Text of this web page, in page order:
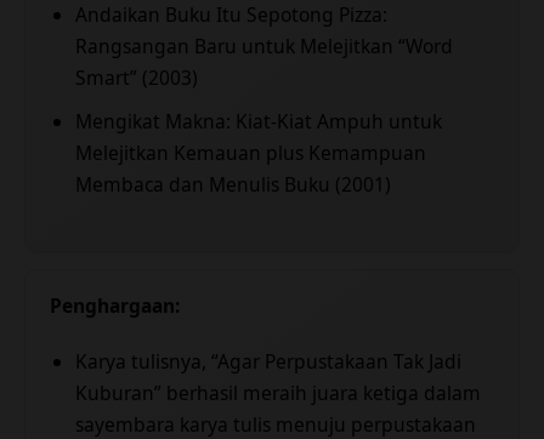
Andaikan Buku Itu Sepotong Pizza:
Rangsangan Baru untuk Melejitkan “Word
Smart” (2003)
Mengikat Makna: Kiat-Kiat Ampuh untuk
Melejitkan Kemauan plus Kemampuan
Membaca dan Menulis Buku (2001)
Penghargaan:
Karya tulisnya, “Agar Perpustakaan Tak Jadi
Kuburan” berhasil meraih juara ketiga dalam
sayembara karya tulis menuju perpustakaan